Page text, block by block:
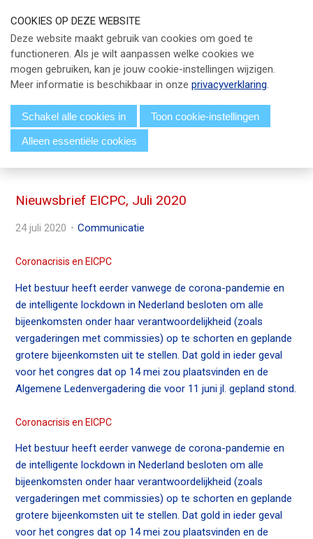
t
o
n
a
v
i
g
t
o
n
J
u
m
Our Phone Number:
033 - 247 34 66 Our Email Address:
info@eicpc.nl
Menu
Nieuwsbrief EICPC, Juli 2020
24 juli 2020 Communicatie
Coronacrisis en EICPC
Het bestuur heeft eerder vanwege de corona-pandemie en
de intelligente lockdown in Nederland besloten om alle
bijeenkomsten onder haar verantwoordelijkheid (zoals
vergaderingen met commissies) op te schorten en geplande
grotere bijeenkomsten uit te stellen. Dat gold in ieder geval
voor het congres dat op 14 mei zou plaatsvinden en de
Algemene Ledenvergadering die voor 11 juni jl. gepland stond.
Coronacrisis en EICPC
Het bestuur heeft eerder vanwege de corona-pandemie en
de intelligente lockdown in Nederland besloten om alle
bijeenkomsten onder haar verantwoordelijkheid (zoals
vergaderingen met commissies) op te schorten en geplande
grotere bijeenkomsten uit te stellen. Dat gold in ieder geval
voor het congres dat op 14 mei zou plaatsvinden en de
Actueel
Public Controlling
Permanente Educatie
TPC Online
Voor Leden
Over EICPC
Inloggen
Contact
Inloggen
COOKIES OP DEZE WEBSITE
Deze website maakt gebruik van cookies om goed te
functioneren. Als je wilt aanpassen welke cookies we
mogen gebruiken, kan je jouw cookie-instellingen wijzigen.
Meer informatie is beschikbaar in onze privacyverklaring.
Schakel alle cookies in Toon cookie-instellingen
Alleen essentiële cookies